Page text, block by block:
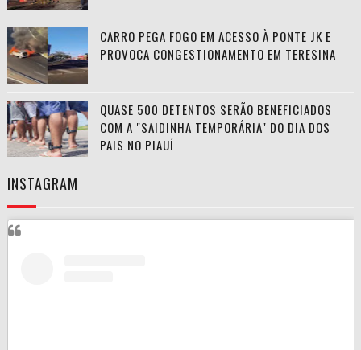
CARRO PEGA FOGO EM ACESSO À PONTE JK E
PROVOCA CONGESTIONAMENTO EM TERESINA
QUASE 500 DETENTOS SERÃO BENEFICIADOS
COM A "SAIDINHA TEMPORÁRIA" DO DIA DOS
PAIS NO PIAUÍ
INSTAGRAM